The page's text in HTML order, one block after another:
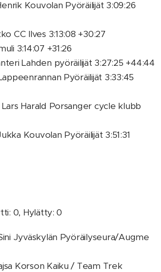
Kouvolan Pyöräilijät 3:09:26
CC Ilves 3:13:08 +30:27
3:14:07 +31:26
Lahden pyöräilijät 3:27:25 +44:44
Pyöräilijät 3:33:45
Lars Harald Porsanger cycle klubb
Kouvolan Pyöräilijät 3:51:31
0, Hylätty: 0
Jyväskylän Pyöräilyseura/Augme
Korson Kaiku / Team Trek